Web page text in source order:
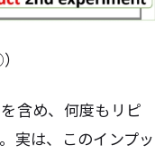
含め、何度もリピ
実は、このインプッ